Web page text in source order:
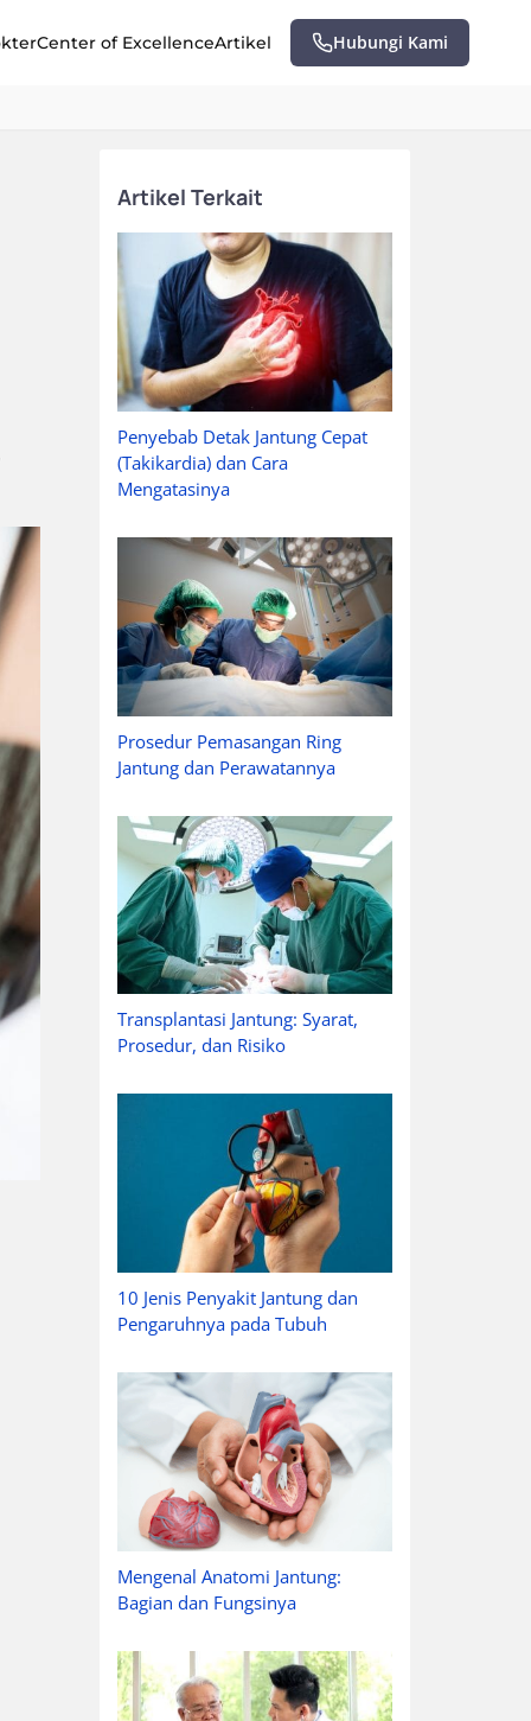
Center of ExcellenceArtikel Hubungi Kami
Artikel Terkait
Penyebab Detak Jantung Cepat
(Takikardia) dan Cara
Mengatasinya
Prosedur Pemasangan Ring
Jantung dan Perawatannya
Transplantasi Jantung: Syarat,
Prosedur, dan Risiko
10 Jenis Penyakit Jantung dan
Pengaruhnya pada Tubuh
Mengenal Anatomi Jantung:
Bagian dan Fungsinya